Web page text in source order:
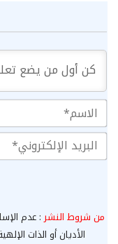
من شروط النشر : عدم
الأديان أو الذات